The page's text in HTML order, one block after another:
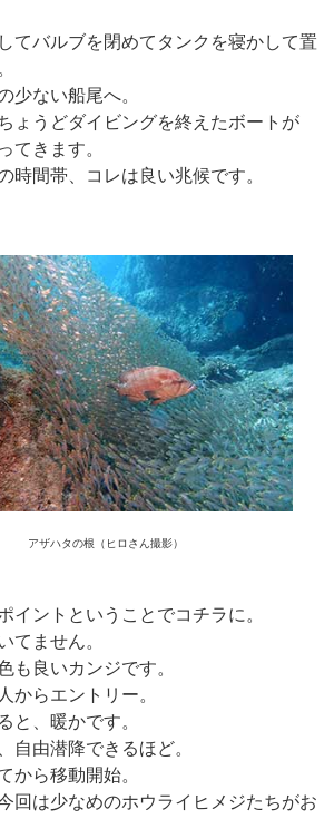
てバルブを閉めてタンクを寝かして置
少ない船尾へ。
ょうどダイビングを終えたボートが
てきます。
時間帯、コレは良い兆候です。
アザハタの根（ヒロさん撮影）
イントということでコチラに。
てません。
も良いカンジです。
からエントリー。
と、暖かです。
自由潜降できるほど。
から移動開始。
回は少なめのホウライヒメジたちがお